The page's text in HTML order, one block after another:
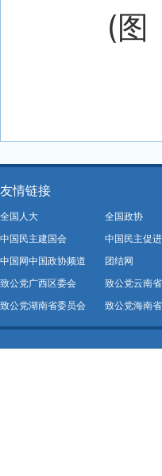
(图
友情链接
全国人大 全国政协
中国民主建国会
中国民主促
中国网中国政协频道
团结网
致公党广西区委会
致公党云南
致公党湖南省委员会
致公党海南